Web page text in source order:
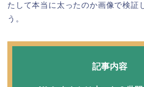
たして本当に太ったのか画像で検証
う。
記事内容